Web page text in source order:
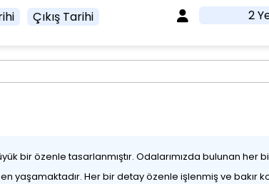
Çıkış Tarihi 2
bir özenle tasarlanmıştır. Odalarımızda bulunan
yaşamaktadır. Her bir detay özenle işlenmiş ve